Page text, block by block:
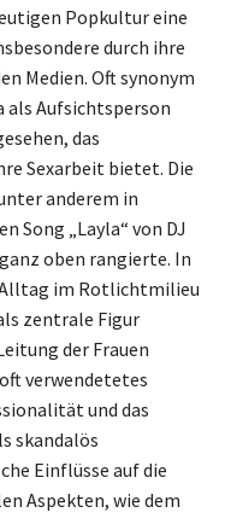
Popkultur eine
durch ihre
Medien. Oft synonym
als Aufsichtsperson
das
Sexarbeit bietet. Die
anderem in
Song „Layla“ von DJ
oben rangierte. In
Alltag im Rotlichtmilieu
zentrale Figur
der Frauen
verwendetetes
und das
skandalös
Einflüsse auf die
Aspekten, wie dem